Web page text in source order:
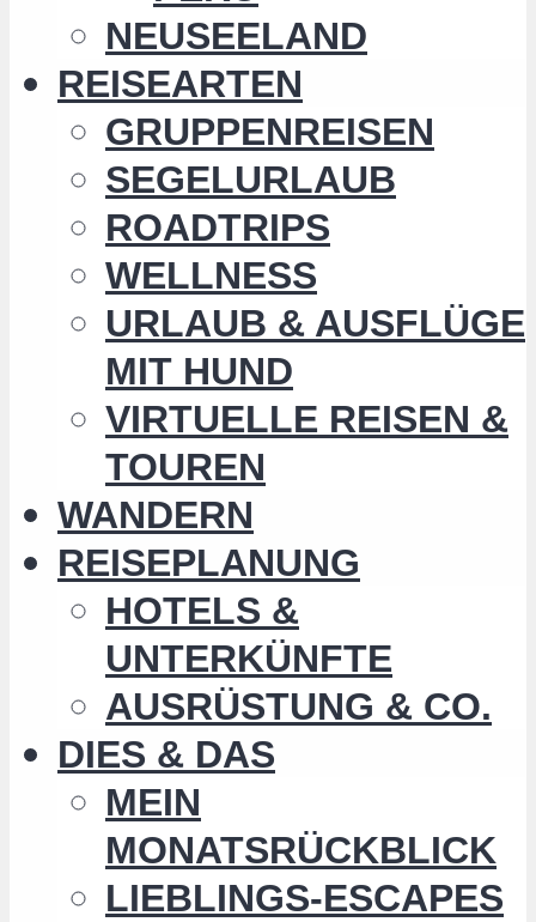
NEUSEELAND
REISEARTEN
GRUPPENREISEN
SEGELURLAUB
ROADTRIPS
WELLNESS
URLAUB & AUSFLÜGE
MIT HUND
VIRTUELLE REISEN &
TOUREN
WANDERN
REISEPLANUNG
HOTELS &
UNTERKÜNFTE
AUSRÜSTUNG & CO.
DIES & DAS
MEIN
MONATSRÜCKBLICK
LIEBLINGS-ESCAPES